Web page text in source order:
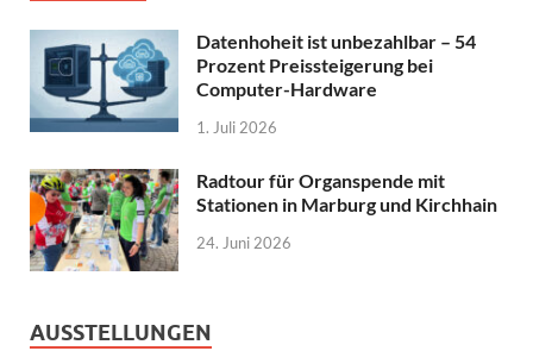
Datenhoheit ist unbezahlbar – 54
Prozent Preissteigerung bei
Computer-Hardware
1. Juli 2026
Radtour für Organspende mit
Stationen in Marburg und Kirchhain
24. Juni 2026
AUSSTELLUNGEN